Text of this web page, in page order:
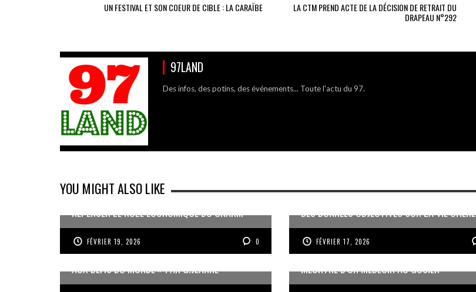
UN FESTIVAL ET SON COEUR DE CIBLE : LA CARAÏBE
LA CTM PREND ACTE DE LA DÉCISION DE RETRAIT DU
DRAPEAU N°292
97LAND
Des infos, des potins, des événements... Toute l'actu du 97.
YOU MIGHT ALSO LIKE
REPENSER LE RÔLE ÉCONOMIQUE DU CNARM
FÉVRIER 19, 2026 0
DES DONNÉES OBJECTIVES SUR LA VIE CHÈRE
FÉVRIER 17, 2026
« UN GOSIER FIER, FORT ET RESPONSABLE FACE
AUX DÉFIS DU MONDE » PAR G.JEANNE
MEURTRE D’UN MÉDECIN AU GOSIER